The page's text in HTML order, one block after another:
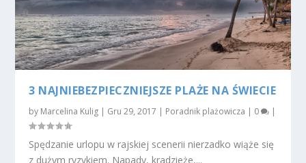
3 NAJNIEBEZPIECZNIEJSZE PLAŻE NA ŚWIECIE
by Marcelina Kulig | Gru 29, 2017 | Poradnik plażowicza | 0 |
Spędzanie urlopu w rajskiej scenerii nierzadko wiąże się
z dużym ryzykiem. Napady, kradzieże,...